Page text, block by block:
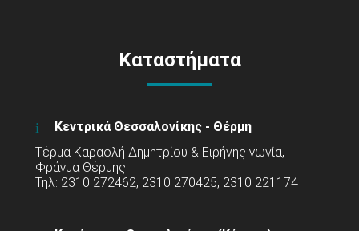
Καταστήματα
Κεντρικά Θεσσαλονίκης - Θέρμη
Τέρμα Καραολή Δημητρίου & Ειρήνης γωνία,
Φράγμα Θέρμης
Τηλ: 2310 272462, 2310 270425, 2310 221174